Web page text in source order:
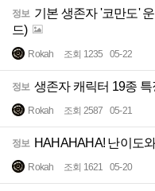
정보 기본 생존자 '코만도'
드)
Rokah 조회 1235 05-22
정보 생존자 캐릭터 19종
Rokah 조회 2587 05-21
정보 HAHAHAHA! 난이도
Rokah 조회 1621 05-20